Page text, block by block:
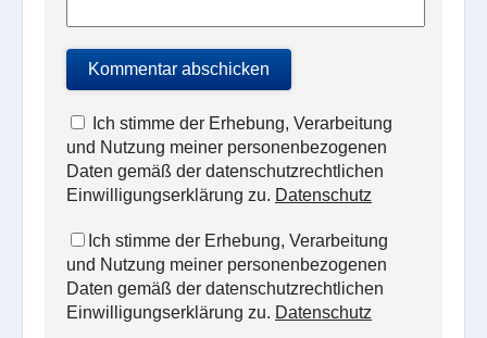
Ich stimme der Erhebung, Verarbeitung
und Nutzung meiner personenbezogenen
Daten gemäß der datenschutzrechtlichen
Einwilligungserklärung zu. Datenschutz
Ich stimme der Erhebung, Verarbeitung
und Nutzung meiner personenbezogenen
Daten gemäß der datenschutzrechtlichen
Einwilligungserklärung zu. Datenschutz